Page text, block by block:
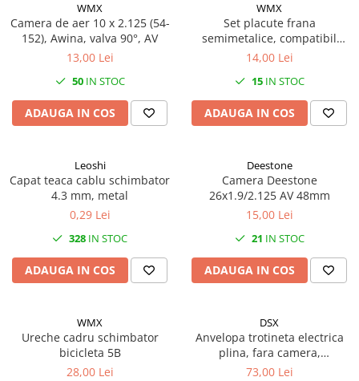
Braț Pedale
Ghidaj/Întinzător Lanț
Pedale
Pinioane Spate
Zale-Lant
Sistem Frânare
Accesorii Cabluri
Adaptor Disc Center Lock
Capeti Cablu/Teaca
WMX
Camera de aer 10 x 2.125 (54-
152), Awina, valva 90°, AV
13,00 Lei
50IN STOC
ADAUGA IN COS
WMX
Set placute frana
semimetalice, compatibil
Shimano Deore LX BR-
07
14,00 Lei
15IN STOC
ADAUGA IN COS
Leoshi
Capat teaca cablu schimbator
4.3 mm, metal
0,29 Lei
328 IN STOC
ADAUGA IN COS
Deestone
Camera Deestone
26x1.9/2.125 AV 48mm
15,00 Lei
21 IN STOC
ADAUGA IN COS
WMX
Ureche cadru schimbator
bicicleta 5B
28,00 Lei
DSX
Anvelopa trotineta electrica
plina, fara camera,
dimensiune 10 x 2.5 (60/70-
73,00 Lei